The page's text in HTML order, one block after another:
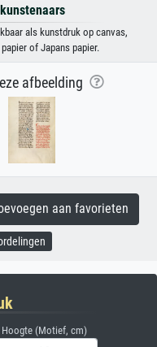
als kunstdruk op canvas,
of Japans papier.
afbeelding
aan favorieten
Hoogte (Motief, cm)